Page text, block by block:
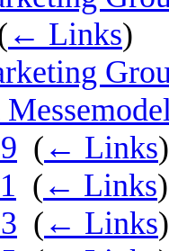
← Links)
( ← Links)
( ← Links)
( ← Links)